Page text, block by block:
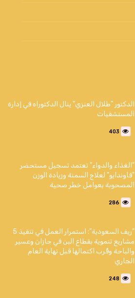
الدكتور "طلال العنزي" ينال الدكتوراه في إدارة
المستشفيات
403
"الغذاء والدواء" تعتمد تسجيل مستحضر
"فاوندايو" لعلاج السمنة وزيادة الوزن
المصحوبة بعوامل خطر صحية
286
"ريف السعودية": استمرار العمل في تنفيذ 5
مشاريع تنموية بقطاع البن في جازان وعسير
والباحة وقُرب اكتمالها قبل نهاية العام
الجاري
248